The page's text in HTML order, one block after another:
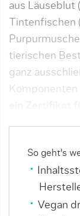
aus Läuseblut
Tintenfischen
tierischen
ganz
So geht's
Vegan